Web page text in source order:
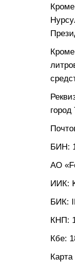
БИН:
АО
ИИК:
БИК:
КНП:
Кбе: